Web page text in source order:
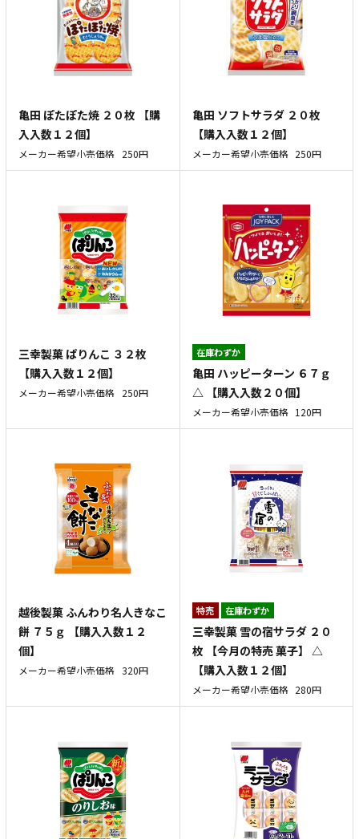
亀田 ぽたぽた焼 ２０枚 【購
入入数１２個】
メーカー希望小売価格 250円
亀田 ソフトサラダ ２０枚
【購入入数１２個】
メーカー希望小売価格 250円
三幸製菓 ぱりんこ ３２枚
【購入入数１２個】
メーカー希望小売価格 250円
在庫わずか
亀田 ハッピーターン ６７ｇ
△ 【購入入数２０個】
メーカー希望小売価格 120円
越後製菓 ふんわり名人きなこ
餅 ７５ｇ 【購入入数１２
個】
メーカー希望小売価格 320円
特売 在庫わずか
三幸製菓 雪の宿サラダ ２０
枚 【今月の特売 菓子】 △
【購入入数１２個】
メーカー希望小売価格 280円